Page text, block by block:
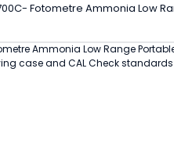
Fotometre Ammonia Low